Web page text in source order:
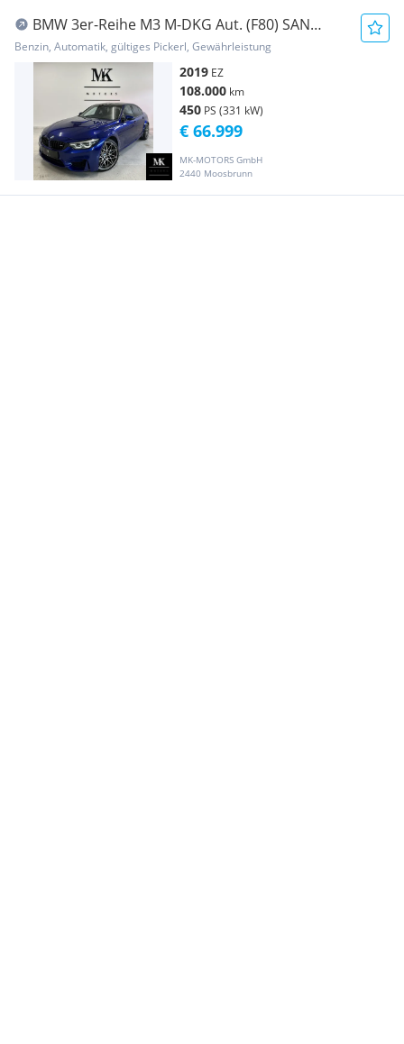
BMW 3er-Reihe M3 M-DKG Aut. (F80) SAN
MARINO BLAU OHNE OPF
Benzin, Automatik, gültiges Pickerl, Gewährleistung
2019 EZ
108.000 km
450 PS (331 kW)
MK-MOTORS GmbH
2440 Moosbrunn
€ 66.999